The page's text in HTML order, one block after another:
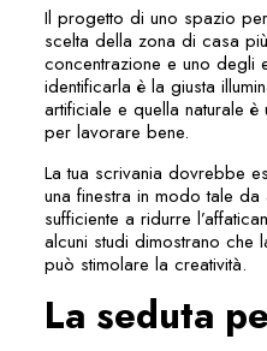
Il progetto di uno spazio
scelta della zona di casa
concentrazione e uno degli
identificarla è la giusta
artificiale e quella naturale
per lavorare bene.
La tua scrivania dovrebbe
una finestra in modo tale da
sufficiente a ridurre
alcuni studi dimostrano che
può stimolare la creatività.
La seduta